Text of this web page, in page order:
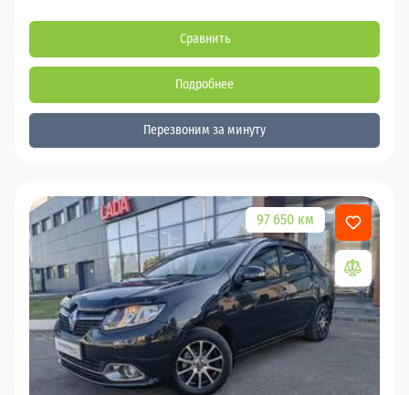
Сравнить
Подробнее
Перезвоним за минуту
97 650 км